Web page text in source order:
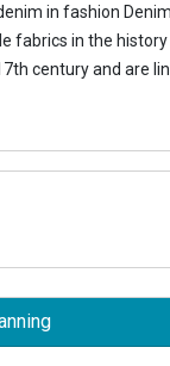
in fashion
fabrics in the
century and are